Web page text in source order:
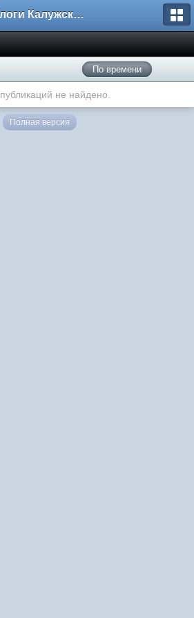
Блоги Калужского перекрестка
По времени
не найдено.
Полная версия